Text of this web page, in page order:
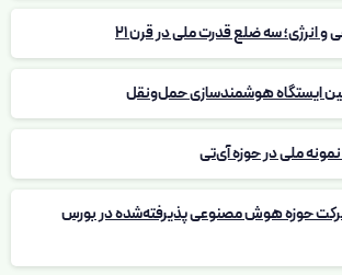
انرژی؛ سه ضلع قدرت ملی در قرن 21
ایستگاه هوشمندسازی حمل‌ونقل
ملی در حوزه آی‌تی
حوزه هوش مصنوعی پذیرفته‌شده در بورس